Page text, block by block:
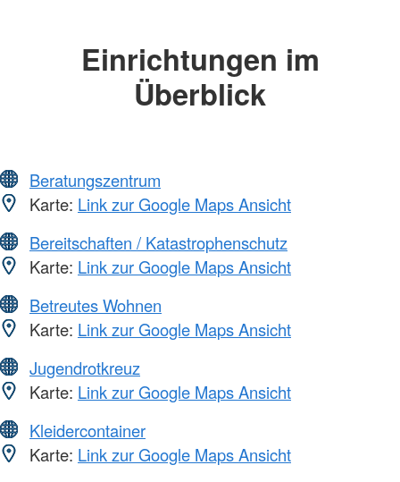
Einrichtungen im
Überblick
Beratungszentrum
Karte: Link zur Google Maps Ansicht
Bereitschaften / Katastrophenschutz
Karte: Link zur Google Maps Ansicht
Betreutes Wohnen
Karte: Link zur Google Maps Ansicht
Jugendrotkreuz
Karte: Link zur Google Maps Ansicht
Kleidercontainer
Karte: Link zur Google Maps Ansicht